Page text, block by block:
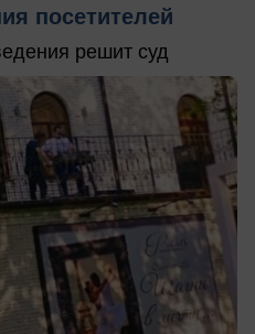
посетителей
решит суд